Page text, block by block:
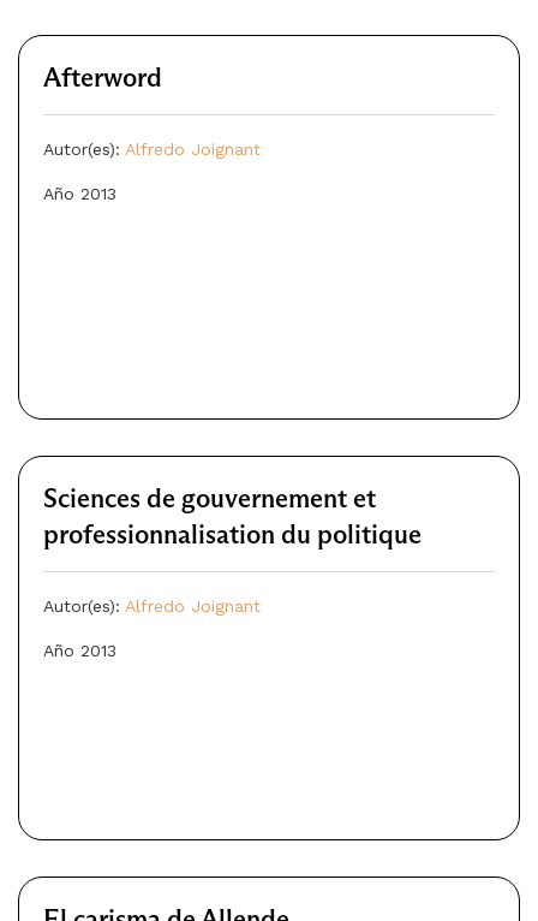
Afterword
Autor(es): Alfredo Joignant
Año 2013
Sciences de gouvernement et
professionnalisation du politique
Autor(es): Alfredo Joignant
Año 2013